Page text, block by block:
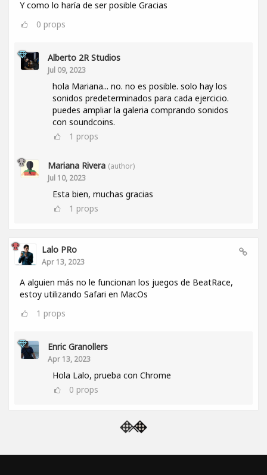
Y como lo haría de ser posible Gracias
0 props
Alberto 2R Studios
Jul 09, 2023
hola Mariana... no. no es posible. solo hay los
sonidos predeterminados para cada ejercicio.
puedes ampliar la galeria comprando sonidos
con soundcoins.
1 props
Mariana Rivera (author)
Jul 10, 2023
Esta bien, muchas gracias
1 props
Lalo PRo
Apr 13, 2023
A alguien más no le funcionan los juegos de BeatRace,
estoy utilizando Safari en MacOs
1 props
Enric Granollers
Apr 13, 2023
Hola Lalo, prueba con Chrome
0 props